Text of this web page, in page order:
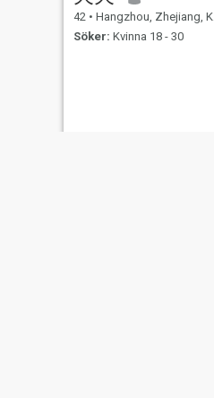
42 • Hangzhou, Zhejiang, Kina
Söker: Kvinna 18 - 30